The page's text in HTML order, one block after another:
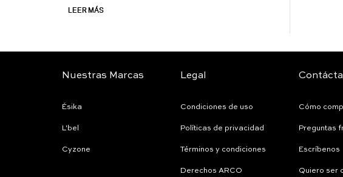
LEER MÁS
Nuestras Marcas
Ésika
L'bel
Cyzone
Legal
Condiciones de uso
Políticas de privacidad
Términos y condiciones
Derechos ARCO
Cómo
Preguntas
Escríbenos
Quiero ser